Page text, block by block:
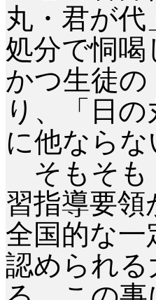
丸・君が
処分で恫喝
かつ生徒
り、「日
に他ならな
そもそも
習指導要
全国的な
認められ